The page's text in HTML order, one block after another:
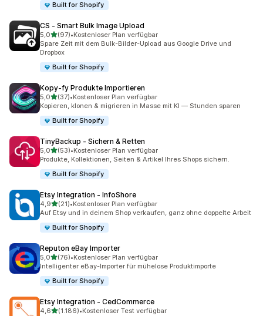
Built for Shopify
CS ‑ Smart Bulk Image Upload
5,0von 5 Sternen
(97)
97 Rezensionen insgesamt
•Kostenloser Plan verfügbar
Spare Zeit mit dem Bulk-Bilder-Upload aus Google Drive und
Dropbox
Built for Shopify
Kopy‑fy Produkte Importieren
5,0von 5 Sternen
(37)
37 Rezensionen insgesamt
•Kostenloser Plan verfügbar
Kopieren, klonen & migrieren in Masse mit KI — Stunden sparen
Built for Shopify
TinyBackup ‑ Sichern & Retten
5,0von 5 Sternen
(53)
53 Rezensionen insgesamt
•Kostenloser Plan verfügbar
Produkte, Kollektionen, Seiten & Artikel Ihres Shops sichern.
Built for Shopify
Etsy Integration ‑ InfoShore
4,9von 5 Sternen
(21)
21 Rezensionen insgesamt
•Kostenloser Plan verfügbar
Auf Etsy und in deinem Shop verkaufen, ganz ohne doppelte Arbeit
Built for Shopify
Reputon eBay Importer
5,0von 5 Sternen
(76)
76 Rezensionen insgesamt
•Kostenloser Plan verfügbar
Intelligenter eBay-Importer für mühelose Produktimporte
Built for Shopify
Etsy Integration ‑ CedCommerce
4,6von 5 Sternen
(1.186)
1186 Rezensionen insgesamt
•Kostenloser Test verfügbar